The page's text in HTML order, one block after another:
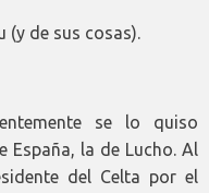
(y de sus cosas).
se lo quiso
España, la de Lucho. Al
del Celta por el